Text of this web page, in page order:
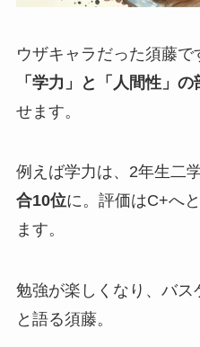
ウザキャラだった須藤
「学力」と「人間性」
せます。
例えば学力は、2年生二
合10位に。評価はC+へ
ます。
勉強が楽しくなり、バス
と語る須藤。